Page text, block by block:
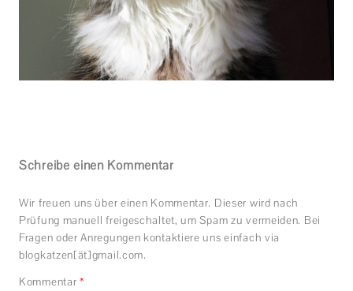
Schreibe einen Kommentar
Wir freuen uns über einen Kommentar. Dieser wird nach
Prüfung manuell freigeschaltet, um Spam zu vermeiden. Bei
Fragen oder Anregungen kontaktiere uns einfach via
blogkatzen[ät]gmail.com.
Kommentar *